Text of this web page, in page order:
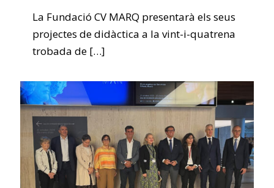
La Fundació CV MARQ presentarà els seus
projectes de didàctica a la vint-i-quatrena
trobada de […]